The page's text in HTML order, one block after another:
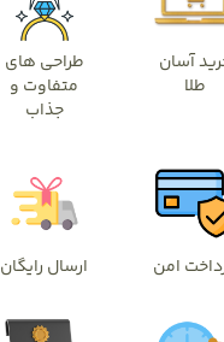
آسان
طلا
طراحی های
متفاوت و
جذاب
امن ارسال رایگان